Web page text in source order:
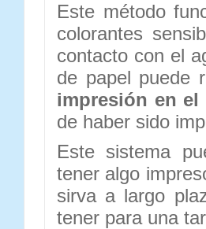
Este método
colorantes
contacto con el
de papel puede
impresión en el
de haber sido
Este sistema
tener algo
sirva a largo
tener para una